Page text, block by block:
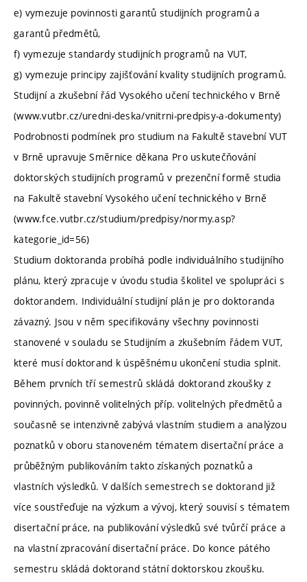
e) vymezuje povinnosti garantů studijních programů a
garantů předmětů,
f) vymezuje standardy studijních programů na VUT,
g) vymezuje principy zajišťování kvality studijních programů.
Studijní a zkušební řád Vysokého učení technického v Brně
(www.vutbr.cz/uredni-deska/vnitrni-predpisy-a-dokumenty)
Podrobnosti podmínek pro studium na Fakultě stavební VUT
v Brně upravuje Směrnice děkana Pro uskutečňování
doktorských studijních programů v prezenční formě studia
na Fakultě stavební Vysokého učení technického v Brně
(www.fce.vutbr.cz/studium/predpisy/normy.asp?
kategorie_id=56)
Studium doktoranda probíhá podle individuálního studijního
plánu, který zpracuje v úvodu studia školitel ve spolupráci s
doktorandem. Individuální studijní plán je pro doktoranda
závazný. Jsou v něm specifikovány všechny povinnosti
stanovené v souladu se Studijním a zkušebním řádem VUT,
které musí doktorand k úspěšnému ukončení studia splnit.
Během prvních tří semestrů skládá doktorand zkoušky z
povinných, povinně volitelných příp. volitelných předmětů a
současně se intenzivně zabývá vlastním studiem a analýzou
poznatků v oboru stanoveném tématem disertační práce a
průběžným publikováním takto získaných poznatků a
vlastních výsledků. V dalších semestrech se doktorand již
více soustřeďuje na výzkum a vývoj, který souvisí s tématem
disertační práce, na publikování výsledků své tvůrčí práce a
na vlastní zpracování disertační práce. Do konce pátého
semestru skládá doktorand státní doktorskou zkoušku.